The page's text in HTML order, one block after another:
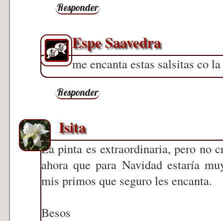
Responder
Espe Saavedra
me encanta estas salsitas co
Responder
Isita
La pinta es extraordinaria, pero no
ahora que para Navidad estaría
mis primos que seguro les encanta.
Besos